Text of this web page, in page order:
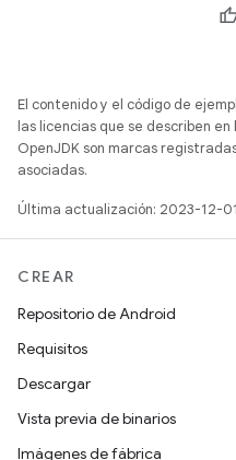
El contenido y el código de
las licencias que se describen en
OpenJDK son marcas
asociadas.
Última actualización: 2023-12-
CREAR
Repositorio de Android
Requisitos
Descargar
Vista previa de binarios
Imágenes de fábrica